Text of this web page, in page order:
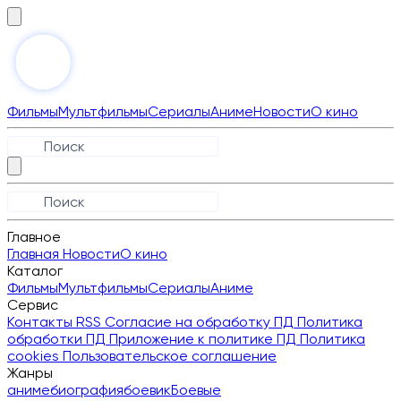
ФильмыМультфильмыСериалыАнимеНовостиО кино
Главное
Главная НовостиО кино
Каталог
ФильмыМультфильмыСериалыАниме
Сервис
Контакты RSS Согласие на обработку ПД Политика
обработки ПД Приложение к политике ПД Политика
cookies Пользовательское соглашение
Жанры
анимебиографиябоевикБоевые